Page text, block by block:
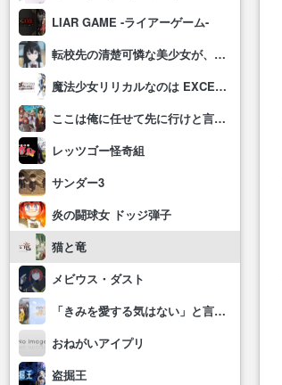
LIAR GAME -ライアーゲーム-
転校先の清楚可憐な美少女が、昔男子と思って一緒に遊んだ幼馴染だった件
魔法少女リリカルなのは EXCEEDS Gun Blaze Vengeance
ここは俺に任せて先に行けと言ってから10年がたったら伝説になっていた。
レッツゴー怪奇組
サンダー3
炎の闘球女 ドッジ弾子
猫と竜
メビウス・ダスト
「きみを愛する気はない」と言った次期公爵様がなぜか溺愛してきます
おねがいアイプリ
盗掘王